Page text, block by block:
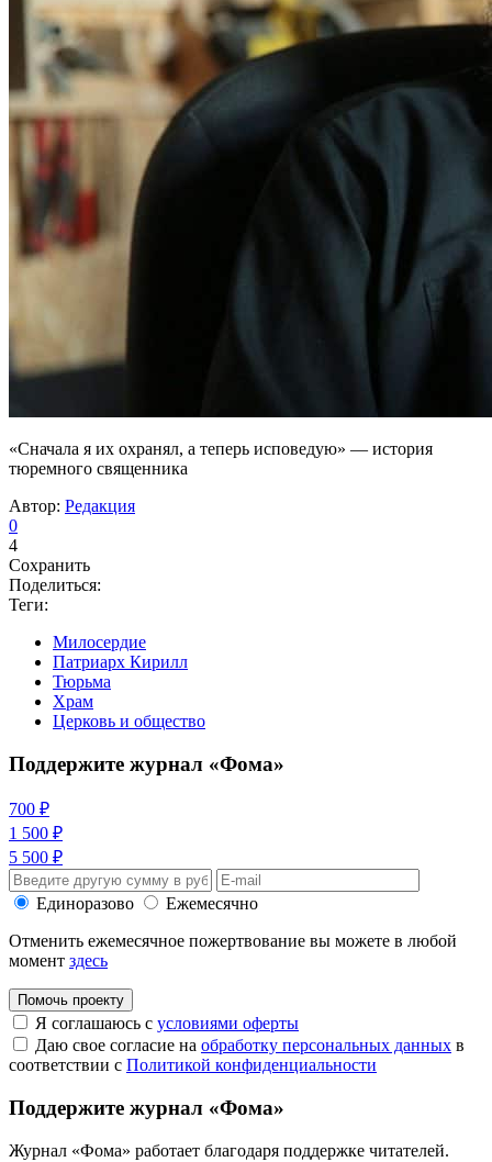
«Сначала я их охранял, а теперь исповедую» — история
тюремного священника
Автор: Редакция
0
4
Сохранить
Поделиться:
Теги:
Милосердие
Патриарх Кирилл
Тюрьма
Храм
Церковь и общество
Поддержите журнал «Фома»
700 ₽
1 500 ₽
5 500 ₽
Единоразово
Ежемесячно
Отменить ежемесячное пожертвование вы можете в любой
момент здесь
Помочь проекту
Я соглашаюсь с условиями оферты
Даю свое согласие на обработку персональных данных в
соответствии с Политикой конфиденциальности
Поддержите журнал «Фома»
Журнал «Фома» работает благодаря поддержке читателей.